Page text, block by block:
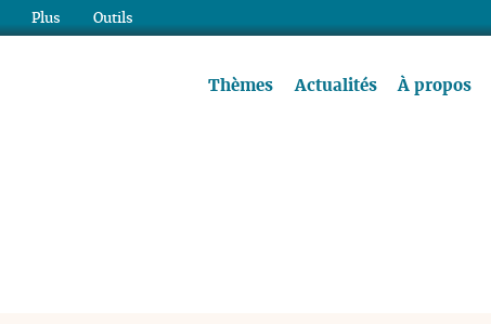
Thèmes Actualités À propos
Plus Outils